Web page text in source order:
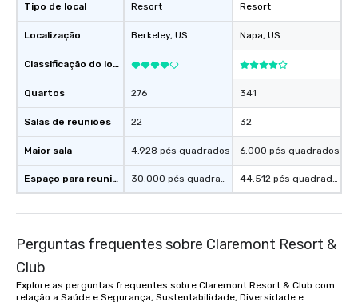
Tipo de local
Localização
Classificação do local
Quartos
Salas de reuniões
Maior sala
Espaço para reuniões
Resort
Berkeley, US
276
22
4.928 pés quadrados
30.000 pés quadrados
Resort
Napa, US
341
32
6.000 pés quadrados
44.512 pés quadrados
Perguntas frequentes sobre Claremont Resort &
Club
Explore as perguntas frequentes sobre Claremont Resort & Club com
relação a Saúde e Segurança, Sustentabilidade, Diversidade e